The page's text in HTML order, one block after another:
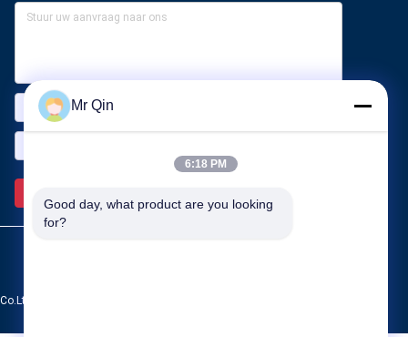
All Rights Reserved.
Mr Qin
6:18 PM
Good day, what product are you looking
for?